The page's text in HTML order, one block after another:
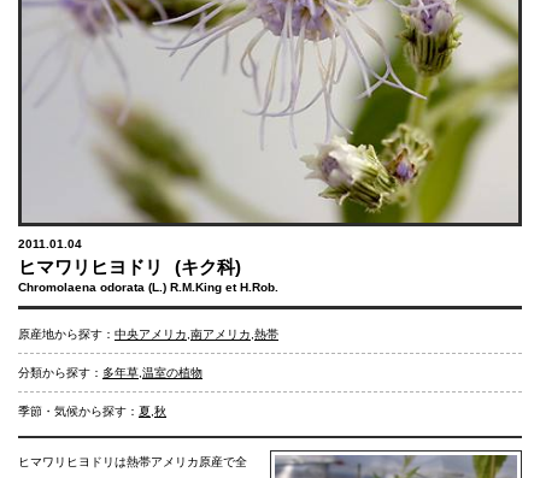
2011.01.04
ヒマワリヒヨドリ (キク科)
Chromolaena odorata (L.) R.M.King et H.Rob.
原産地から探す： 中央アメリカ,南アメリカ,熱帯
分類から探す： 多年草,温室の植物
季節・気候から探す： 夏,秋
ヒマワリヒヨドリは熱帯アメリカ原産で全